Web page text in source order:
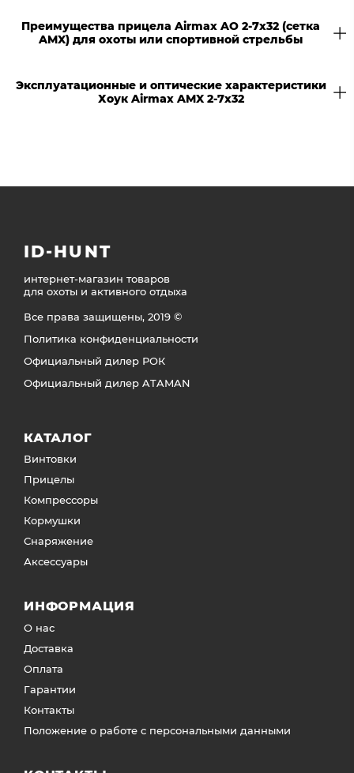
Преимущества прицела Airmax AO 2-7x32 (сетка
AMX) для охоты или спортивной стрельбы
Эксплуатационные и оптические характеристики
Хоук Airmax AMX 2-7x32
ID-HUNT
интернет-магазин товаров
для охоты и активного отдыха
Все права защищены, 2019 ©
Политика конфиденциальности
Официальный дилер РОК
Официальный дилер ATAMAN
КАТАЛОГ
Винтовки
Прицелы
Компрессоры
Кормушки
Снаряжение
Аксессуары
ИНФОРМАЦИЯ
О нас
Доставка
Оплата
Гарантии
Контакты
Положение о работе с персональными данными